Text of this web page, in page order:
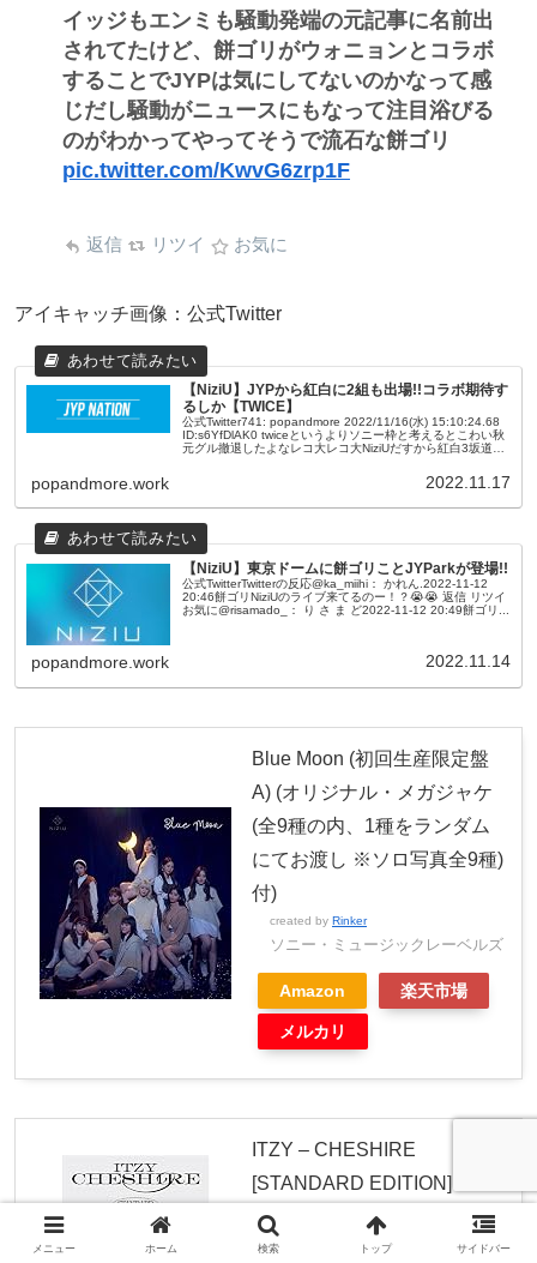
イッジもエンミも騒動発端の元記事に名前出
されてたけど、餅ゴリがウォニョンとコラボ
することでJYPは気にしてないのかなって感
じだし騒動がニュースにもなって注目浴びる
のがわかってやってそうで流石な餅ゴリ
pic.twitter.com/KwvG6zrp1F
返信 リツイ お気に
アイキャッチ画像：公式Twitter
【NiziU】JYPから紅白に2組も出場!!コラボ期待す
るしか【TWICE】
公式Twitter741: popandmore 2022/11/16(水) 15:10:24.68
ID:s6YfDlAK0 twiceというよりソニー枠と考えるとこわい秋
元グル撤退したよなレコ大レコ大NiziUだすから紅白3坂道と
popandmore.work 2022.11.17
【NiziU】東京ドームに餅ゴリことJYParkが登場!!
公式TwitterTwitterの反応@ka_miihi： かれん.2022-11-12
20:46餅ゴリNiziUのライブ来てるのー！？😭😭 返信 リツイ
お気に@risamado_： り さ ま ど2022-11-12 20:49餅ゴリ...
popandmore.work 2022.11.14
Blue Moon (初回生産限定盤
A) (オリジナル・メガジャケ
(全9種の内、1種をランダム
にてお渡し ※ソロ写真全9種)
付)
created by Rinker
ソニー・ミュージックレーベルズ
Amazon 楽天市場
メルカリ
ITZY – CHESHIRE
[STANDARD EDITION]
楽天市場
メニュー ホーム 検索 トップ サイドバー